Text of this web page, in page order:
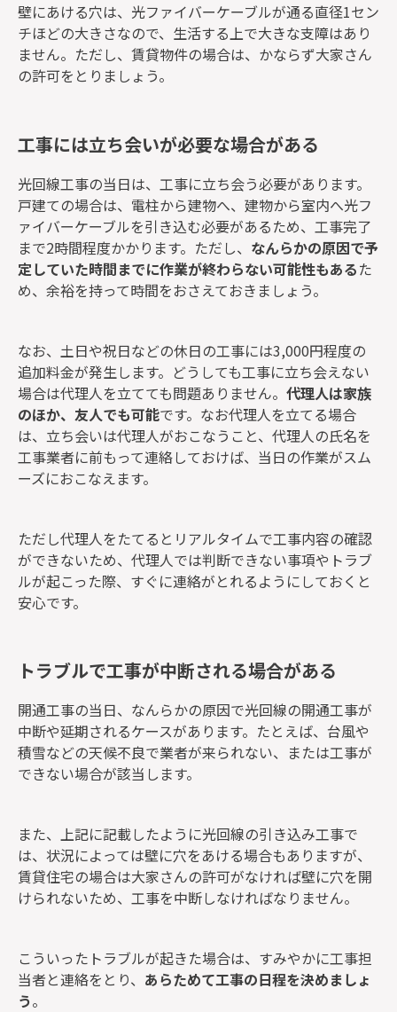
壁にあける穴は、光ファイバーケーブルが通る直径1セン
チほどの大きさなので、生活する上で大きな支障はあり
ません。ただし、賃貸物件の場合は、かならず大家さん
の許可をとりましょう。
工事には立ち会いが必要な場合がある
光回線工事の当日は、工事に立ち会う必要があります。
戸建ての場合は、電柱から建物へ、建物から室内へ光フ
ァイバーケーブルを引き込む必要があるため、工事完了
まで2時間程度かかります。ただし、 なんらかの原因で予
定していた時間までに作業が終わらない可能性もあるた
め、余裕を持って時間をおさえておきましょう。
なお、土日や祝日などの休日の工事には3,000円程度の
追加料金が発生します。どうしても工事に立ち会えない
場合は代理人を立てても問題ありません。 代理人は家族
のほか、友人でも可能です。なお代理人を立てる場合
は、立ち会いは代理人がおこなうこと、代理人の氏名を
工事業者に前もって連絡しておけば、当日の作業がスム
ーズにおこなえます。
ただし代理人をたてるとリアルタイムで工事内容の確認
ができないため、代理人では判断できない事項やトラブ
ルが起こった際、すぐに連絡がとれるようにしておくと
安心です。
トラブルで工事が中断される場合がある
開通工事の当日、なんらかの原因で光回線の開通工事が
中断や延期されるケースがあります。たとえば、台風や
積雪などの天候不良で業者が来られない、または工事が
できない場合が該当します。
また、上記に記載したように光回線の引き込み工事で
は、状況によっては壁に穴をあける場合もありますが、
賃貸住宅の場合は大家さんの許可がなければ壁に穴を開
けられないため、工事を中断しなければなりません。
こういったトラブルが起きた場合は、すみやかに工事担
当者と連絡をとり、 あらためて工事の日程を決めましょ
う。